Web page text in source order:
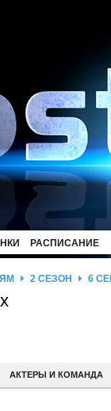
РАСПИСАНИЕ
2 СЕЗОН 6
АКТЕРЫ И КОМАНДА